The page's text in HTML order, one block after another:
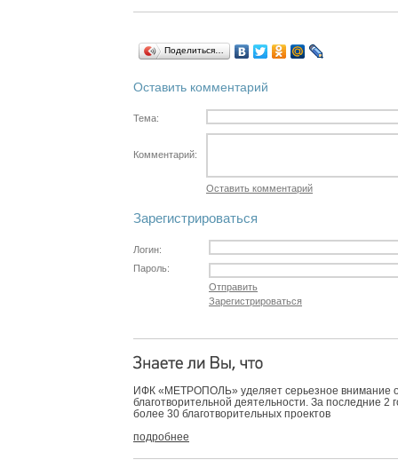
Поделиться…
Оставить комментарий
Тема:
Комментарий:
Оставить комментарий
Зарегистрироваться
Логин:
Пароль:
Отправить
Зарегистрироваться
ИФК «МЕТРОПОЛЬ» уделяет серьезное внимание
благотворительной деятельности. За последние 2
более 30 благотворительных проектов
подробнее